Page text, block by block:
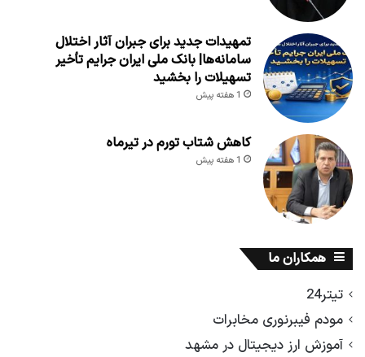
تمهیدات جدید برای جبران آثار اختلال
سامانه‌ها| بانک ملی ایران جرایم تأخیر
تسهیلات را بخشید
1 هفته پیش
کاهش شتاب تورم در تیرماه
1 هفته پیش
همکاران ما
تیتر24
مودم فیبرنوری مخابرات
آموزش ارز دیجیتال در مشهد